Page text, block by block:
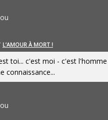
L’AMOUR À MORT !
toi... c'est moi - c'est
connaissance...